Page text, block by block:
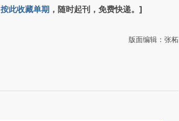
按此收藏单期 ，随时起刊，免费快递。]
版面编辑：张柘